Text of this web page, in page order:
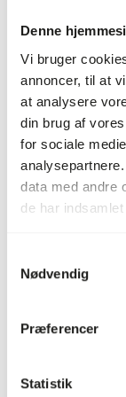
Denne
Vi bruger
annoncer, til at
at analysere
din brug af
for sociale
data med andre
de har
Nødvendig
Præferencer
Statistik